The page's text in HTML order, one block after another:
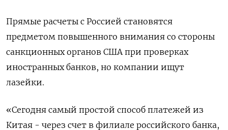
Прямые расчеты с Россией становятся
предметом повышенного внимания со стороны
санкционных органов США при проверках
иностранных банков, но компании ищут
лазейки.
«Сегодня самый простой способ платежей из
Китая - через счет в филиале российского банка,